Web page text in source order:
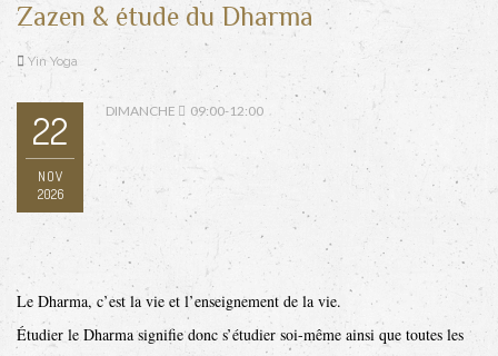
Zazen & étude du Dharma
Yin Yoga
22
NOV
2026
DIMANCHE 09:00-12:00
Le Dharma, c’est la vie et l’enseignement de la vie.
Étudier le Dharma signifie donc s’étudier soi-même ainsi que toutes les